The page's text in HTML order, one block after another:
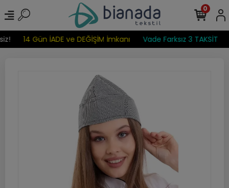
14 Gün İADE ve DEĞİŞİM İmkanı Vade Farksız 3 TAKSİT
0